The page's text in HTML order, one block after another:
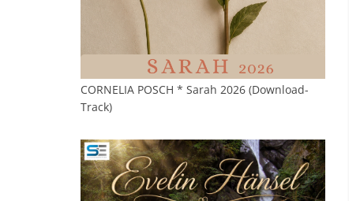
CORNELIA POSCH * Sarah 2026 (Download-
Track)